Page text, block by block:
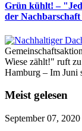
Grün kühlt! –
der
Wiese zählt!" ruft
Hamburg – Im Juni
Meist gelesen
September 07, 2020